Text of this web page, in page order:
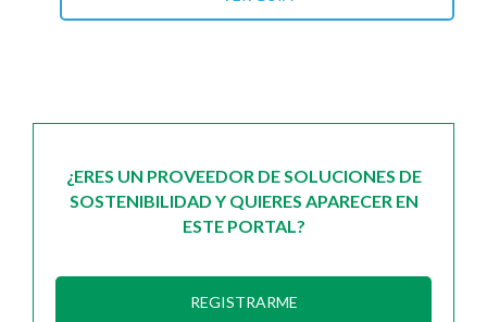
¿ERES UN PROVEEDOR DE SOLUCIONES DE
SOSTENIBILIDAD Y QUIERES APARECER EN
ESTE PORTAL?
REGISTRARME